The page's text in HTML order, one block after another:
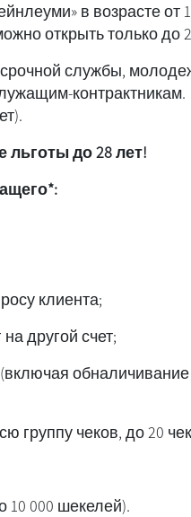
в возрасте от
открыть только до
службы,
контрактникам.
льготы до 28 лет!
;Освобождение от комиссии за выдачу распечатки по запросу клиента
;Освобождение от комиссии за перевод / внесение денег на другой счет
обналичивание
.Освобождение от комиссии за операции с наличными (до 10 000 шекелей)